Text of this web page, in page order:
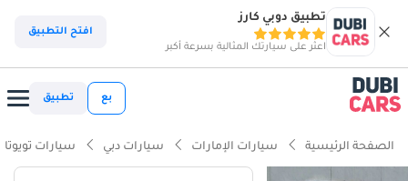
تطبيق دوبي كارز
اعثر على سيارتك المثالية بسرعة أكبر
افتح التطبيق
بع تطبيق
الصفحة الرئيسية سيارات الإمارات سيارات دبي سيارات تويوتا
ذكاء دوبي كارز
ذكاء دوبيكارز
مصمم خصيصًا للطرق الوعرة